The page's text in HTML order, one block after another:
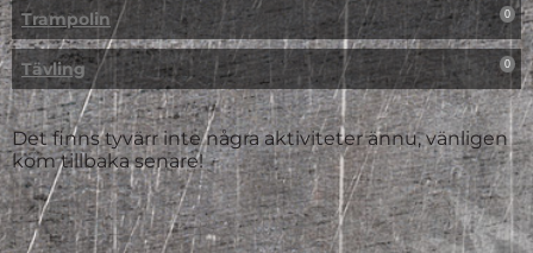
Trampolin 0
Tävling 0
Det finns tyvärr inte några aktiviteter ännu, vänligen
kom tillbaka senare!